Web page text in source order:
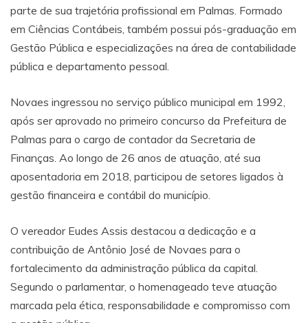
parte de sua trajetória profissional em Palmas. Formado
em Ciências Contábeis, também possui pós-graduação em
Gestão Pública e especializações na área de contabilidade
pública e departamento pessoal.
Novaes ingressou no serviço público municipal em 1992,
após ser aprovado no primeiro concurso da Prefeitura de
Palmas para o cargo de contador da Secretaria de
Finanças. Ao longo de 26 anos de atuação, até sua
aposentadoria em 2018, participou de setores ligados à
gestão financeira e contábil do município.
O vereador Eudes Assis destacou a dedicação e a
contribuição de Antônio José de Novaes para o
fortalecimento da administração pública da capital.
Segundo o parlamentar, o homenageado teve atuação
marcada pela ética, responsabilidade e compromisso com